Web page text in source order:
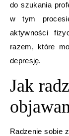
do szukania
w tym
aktywności
razem, które
depresję.
Jak
Radzenie sobie